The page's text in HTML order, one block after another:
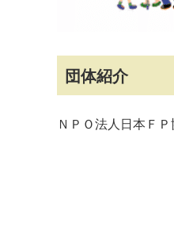
団体紹介
ＮＰＯ法人日本Ｆ